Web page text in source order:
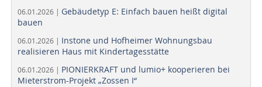
06.01.2026 | Gebäudetyp E: Einfach bauen heißt digital
bauen
06.01.2026 | Instone und Hofheimer Wohnungsbau
realisieren Haus mit Kindertagesstätte
06.01.2026 | PIONIERKRAFT und lumio+ kooperieren bei
Mieterstrom-Projekt „Zossen I“